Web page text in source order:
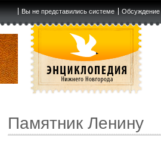
Вы не представились системе Обсуждение
Памятник Ленину